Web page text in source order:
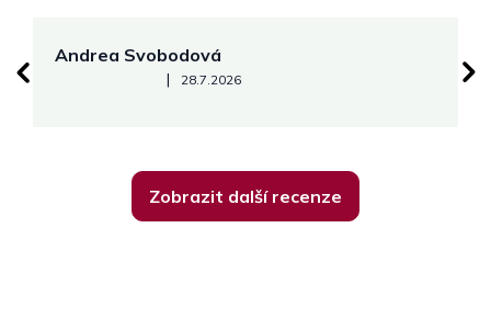
Andrea Svobodová
Hodnocení obchodu je 5 z 5 hvězdiček.
| 28.7.2026
Zobrazit další recenze